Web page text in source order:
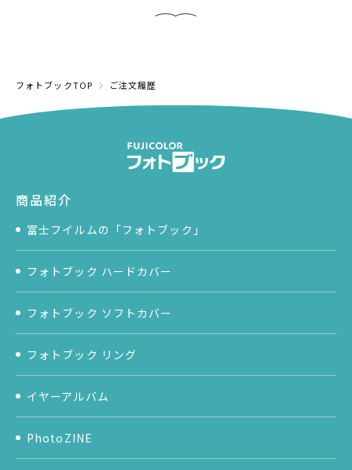
フォトブックTOP ご注文履歴
商品紹介
富士フイルムの「フォトブック」
フォトブック ハードカバー
フォトブック ソフトカバー
フォトブック リング
イヤーアルバム
PhotoZINE